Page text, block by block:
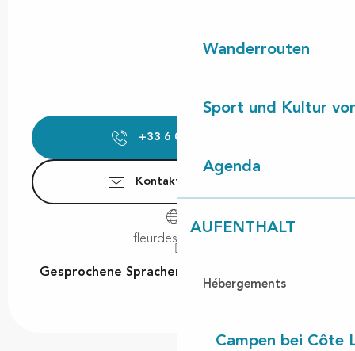
Wanderrouten
Sport und Kultur
Agenda
AUFENTHALT
Hébergements
Campen bei Côte
+33 6 02 25 99
Kontaktieren Sie uns
fleurdessables.fr
Gesprochene Sprachen
Gesprochene Sprachen